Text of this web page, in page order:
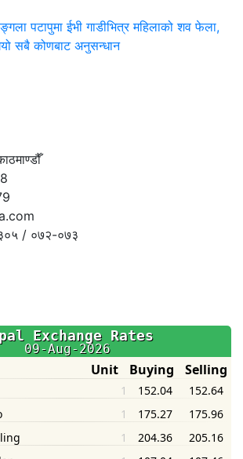
पटापुमा ईभी गाडीभित्र महिलाको शव फेला,
सबै कोणबाट अनुसन्धान
/ ०७२-०७३